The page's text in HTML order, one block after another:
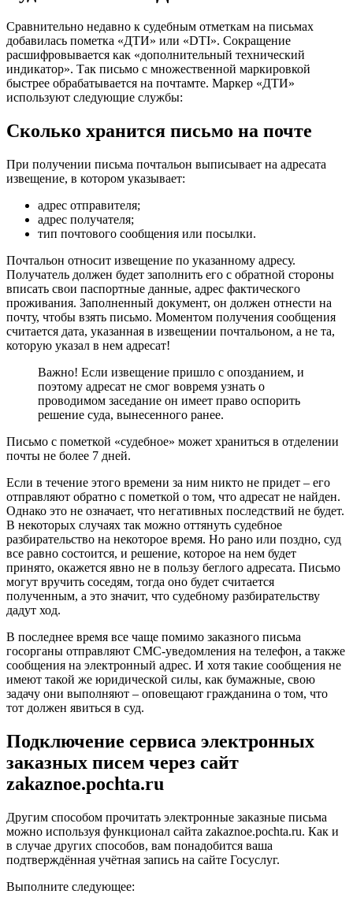
Сравнительно недавно к судебным отметкам на письмах
добавилась пометка «ДТИ» или «DTI». Сокращение
расшифровывается как «дополнительный технический
индикатор». Так письмо с множественной маркировкой
быстрее обрабатывается на почтамте. Маркер «ДТИ»
используют следующие службы:
Сколько хранится письмо на почте
При получении письма почтальон выписывает на адресата
извещение, в котором указывает:
адрес отправителя;
адрес получателя;
тип почтового сообщения или посылки.
Почтальон относит извещение по указанному адресу.
Получатель должен будет заполнить его с обратной стороны
вписать свои паспортные данные, адрес фактического
проживания. Заполненный документ, он должен отнести на
почту, чтобы взять письмо. Моментом получения сообщения
считается дата, указанная в извещении почтальоном, а не та,
которую указал в нем адресат!
Важно! Если извещение пришло с опозданием, и
поэтому адресат не смог вовремя узнать о
проводимом заседание он имеет право оспорить
решение суда, вынесенного ранее.
Письмо с пометкой «судебное» может храниться в отделении
почты не более 7 дней.
Если в течение этого времени за ним никто не придет – его
отправляют обратно с пометкой о том, что адресат не найден.
Однако это не означает, что негативных последствий не будет.
В некоторых случаях так можно оттянуть судебное
разбирательство на некоторое время. Но рано или поздно, суд
все равно состоится, и решение, которое на нем будет
принято, окажется явно не в пользу беглого адресата. Письмо
могут вручить соседям, тогда оно будет считается
полученным, а это значит, что судебному разбирательству
дадут ход.
В последнее время все чаще помимо заказного письма
госорганы отправляют СМС-уведомления на телефон, а также
сообщения на электронный адрес. И хотя такие сообщения не
имеют такой же юридической силы, как бумажные, свою
задачу они выполняют – оповещают гражданина о том, что
тот должен явиться в суд.
Подключение сервиса электронных
заказных писем через сайт
zakaznoe.pochta.ru
Другим способом прочитать электронные заказные письма
можно используя функционал сайта zakaznoe.pochta.ru. Как и
в случае других способов, вам понадобится ваша
подтверждённая учётная запись на сайте Госуслуг.
Выполните следующее: